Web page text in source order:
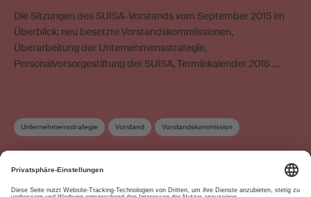
Die Sitzungen des SUISA-Vorstands vom September 2015 im
Überblick: neu besetzte Vorstandskommissionen,
Überarbeitung der Unternehmensstrategie,
Personalvorsorgestiftung der SUISA, Terminkalender 2016 …
Unternehmensstrategie Vorstand Vorstandskommission